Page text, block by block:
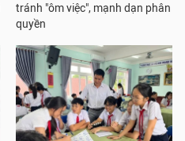
tránh "ôm việc", mạnh dạn phân
quyền